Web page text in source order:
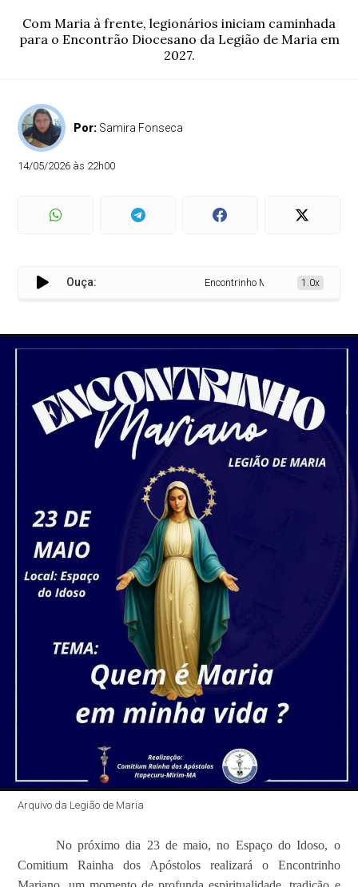
Com Maria à frente, legionários iniciam caminhada
para o Encontrão Diocesano da Legião de Maria em
2027.
Por: Samira Fonseca
14/05/2026 às 22h00
Ouça: Encontrinho Mariano 1.0x
Arquivo da Legião de Maria
No próximo dia 23 de maio, no Espaço do Idoso, o
Comitium Rainha dos Apóstolos realizará o Encontrinho